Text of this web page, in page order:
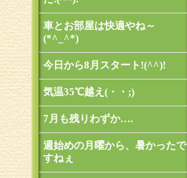
車とお部屋は快適やね～
(*^_^*)
今日から8月スタート!(^^)!
気温35℃越え(・・;)
7月も残りわずか….
週始めの月曜から、暑かったで
すねぇ